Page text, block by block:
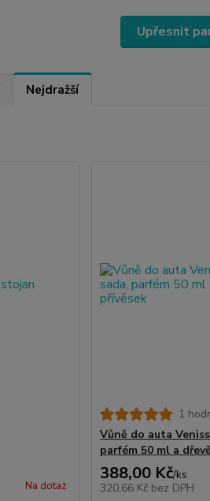
Upřesnit
Nejdražší
Na dotaz
1
Vůně do auta
parfém 50 ml a
388,00 Kč/ks
320,66 Kč bez DPH